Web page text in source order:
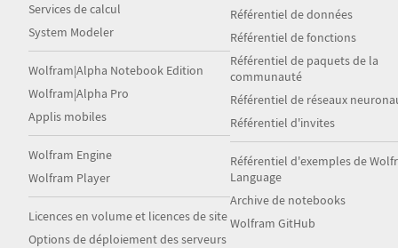
Services de calcul
System Modeler
Wolfram|Alpha Notebook Edition
Wolfram|Alpha Pro
Applis mobiles
Wolfram Engine
Wolfram Player
Licences en volume et licences de site
Options de déploiement des serveurs
Référentiel de données
Référentiel de fonctions
Référentiel de paquets de la
communauté
Référentiel de réseaux
Référentiel d'invites
Référentiel d'exemples de
Language
Archive de notebooks
Wolfram GitHub